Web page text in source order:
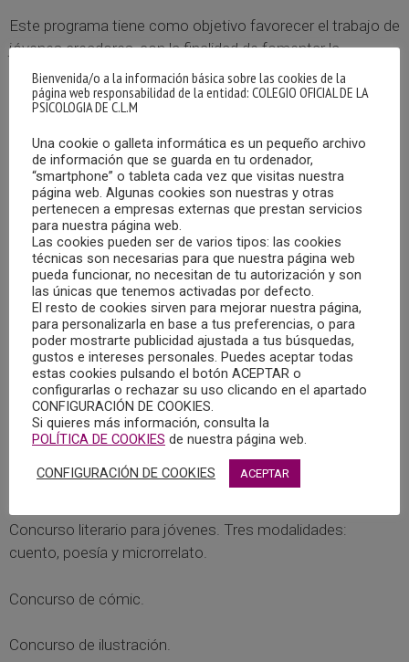
Este programa tiene como objetivo favorecer el trabajo de
jóvenes creadores, con la finalidad de fomentar la
actividad creadora, facilitar su promoción y la difusión de
su obra, a la vez que propiciar su incorporación al ámbito
profesional, mediante la ayuda a proyectos a desarrollar
en el ámbito de las literario, cómic, ilustración, fotografía,
artes escénicas y creación audiovisual.
Demuestra tu creatividad y consigue importantes premios
económicos. ¿Te animas a participar?
El plazo de presentación todavía no está abierto y
estamos a la espera de su publicación en el Boletín Oficial
de la Provincia de Albacete (BOP). Cuando se publique, se
avisará a través de los medios del Centro Joven de
Albacete.
Pero hay que tener en cuenta que entonces habrá pocos
días para presentar toda la documentación y las obras: 30
días naturales a partir del día siguiente de su publicación en
el BOP.
Concurso literario para jóvenes. Tres modalidades:
cuento, poesía y microrrelato.
Concurso de cómic.
Concurso de ilustración.
Bienvenida/o a la información básica sobre las cookies de la
página web responsabilidad de la entidad: COLEGIO OFICIAL DE LA
PSICOLOGIA DE C.L.M
Una cookie o galleta informática es un pequeño archivo
de información que se guarda en tu ordenador,
“smartphone” o tableta cada vez que visitas nuestra
página web. Algunas cookies son nuestras y otras
pertenecen a empresas externas que prestan servicios
para nuestra página web.
Las cookies pueden ser de varios tipos: las cookies
técnicas son necesarias para que nuestra página web
pueda funcionar, no necesitan de tu autorización y son
las únicas que tenemos activadas por defecto.
El resto de cookies sirven para mejorar nuestra página,
para personalizarla en base a tus preferencias, o para
poder mostrarte publicidad ajustada a tus búsquedas,
gustos e intereses personales. Puedes aceptar todas
estas cookies pulsando el botón ACEPTAR o
configurarlas o rechazar su uso clicando en el apartado
CONFIGURACIÓN DE COOKIES.
Si quieres más información, consulta la
POLÍTICA DE COOKIES de nuestra página web.
CONFIGURACIÓN DE COOKIES ACEPTAR